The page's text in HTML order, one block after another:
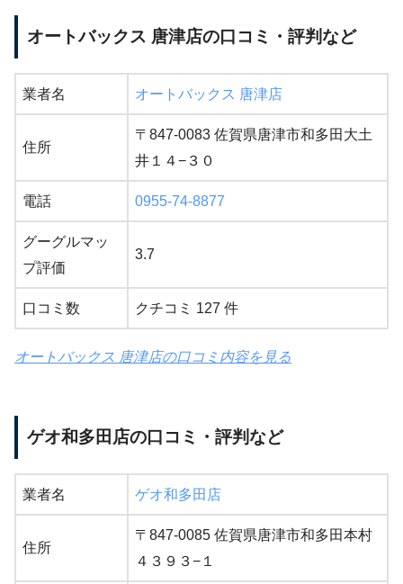
オートバックス 唐津店の口コミ・評判など
業者名 オートバックス 唐津店
住所
〒847-0083 佐賀県唐津市和多田大土
井１４−３０
電話 0955-74-8877
グーグルマッ
プ評価
3.7
口コミ数 クチコミ 127 件
オートバックス 唐津店の口コミ内容を見る
ゲオ和多田店の口コミ・評判など
業者名 ゲオ和多田店
住所
〒847-0085 佐賀県唐津市和多田本村
４３９３−１